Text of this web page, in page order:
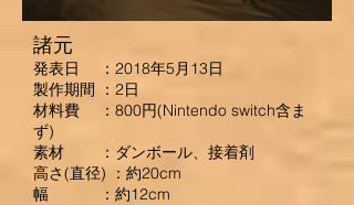
諸元
発表日 ：2018年5月13日
製作期間 ：2日
材料費 ：800円(Nintendo switch含ま
ず)
素材 ：ダンボール、接着剤
高さ(直径) ：約20cm
幅 ：約12cm